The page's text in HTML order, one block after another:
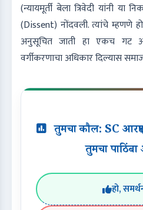
(न्यायमूर्ती बेला त्रिवेदी यांनी
(Dissent) नोंदवली. त्यांचे म्हणणे
अनुसूचित जाती हा एकच गट
वर्गीकरणाचा अधिकार दिल्यास
तुमचा कौल: SC
तुमचा
हो,